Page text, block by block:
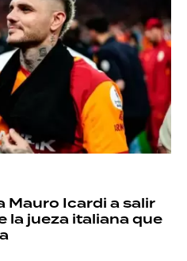
Mauro Icardi a salir
la jueza italiana que